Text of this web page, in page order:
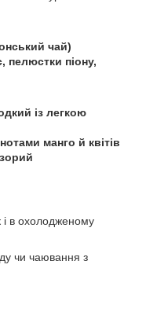
чай)
пелюстки піону,
із легкою
манго й квітів
і в охолодженому
чи чаювання з